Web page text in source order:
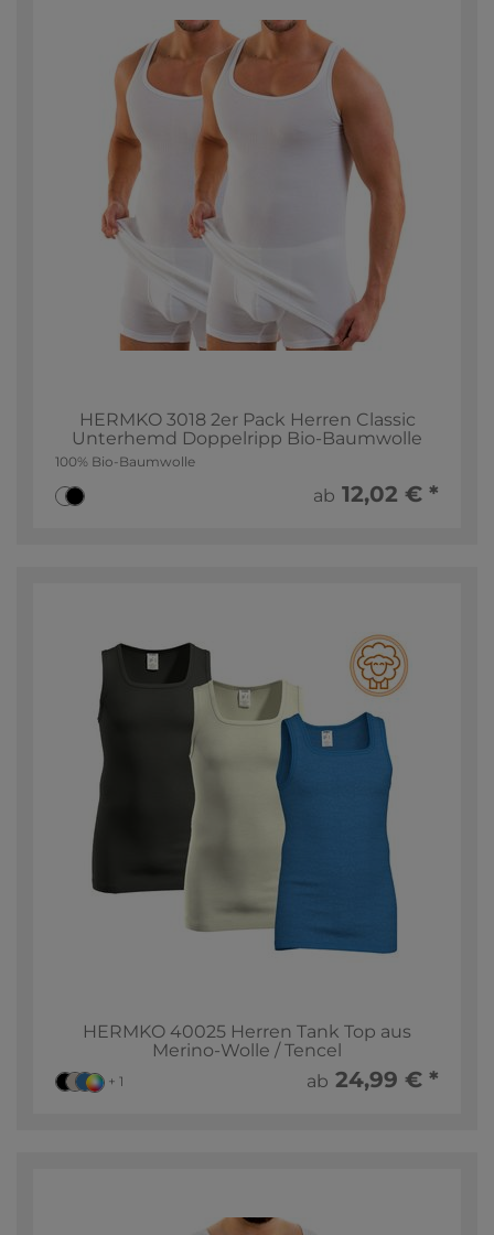
HERMKO 3018 2er Pack Herren Classic
Unterhemd Doppelripp Bio-Baumwolle
100% Bio-Baumwolle
ab 12,02 € *
HERMKO 40025 Herren Tank Top aus
Merino-Wolle / Tencel
+ 1 ab 24,99 € *